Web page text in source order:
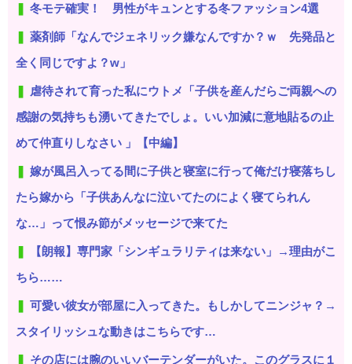
冬モテ確実！ 男性がキュンとする冬ファッション4選
薬剤師「なんでジェネリック嫌なんですか？ｗ 先発品と
全く同じですよ？w」
虐待されて育った私にウトメ「子供を産んだらご両親への
感謝の気持ちも湧いてきたでしょ。いい加減に意地貼るの止
めて仲直りしなさい 」【中編】
嫁が風呂入ってる間に子供と寝室に行って俺だけ寝落ちし
たら嫁から「子供あんなに泣いてたのによく寝てられん
な…」って恨み節がメッセージで来てた
【朗報】専門家「シンギュラリティは来ない」→理由がこ
ちら……
可愛い彼女が部屋に入ってきた。もしかしてニンジャ？→
スタイリッシュな動きはこちらです…
その店には腕のいいバーテンダーがいた。このグラスに１